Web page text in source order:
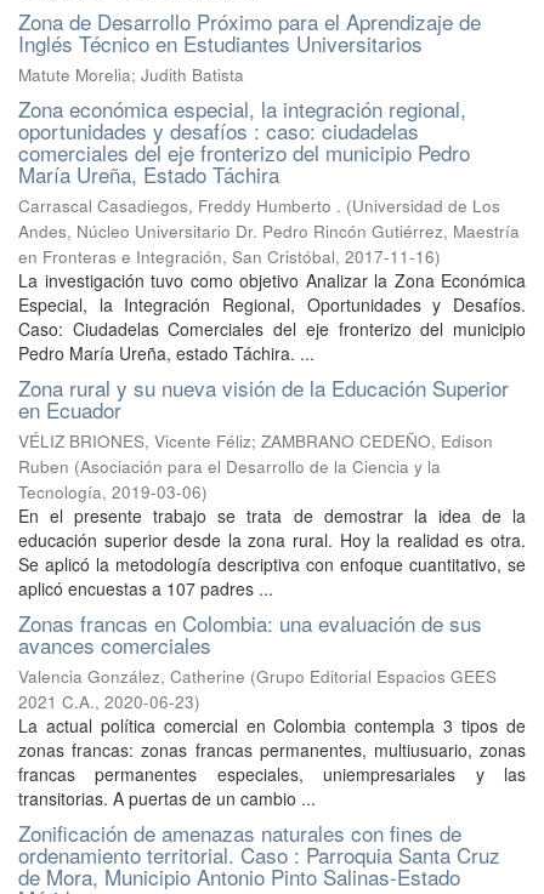
Zona de Desarrollo Próximo para el Aprendizaje de
Inglés Técnico en Estudiantes Universitarios
Matute Morelia; Judith Batista
Zona económica especial, la integración regional,
oportunidades y desafíos : caso: ciudadelas
comerciales del eje fronterizo del municipio Pedro
María Ureña, Estado Táchira
Carrascal Casadiegos, Freddy Humberto . (Universidad de Los
Andes, Núcleo Universitario Dr. Pedro Rincón Gutiérrez, Maestría
en Fronteras e Integración, San Cristóbal, 2017-11-16)
La investigación tuvo como objetivo Analizar la Zona Económica
Especial, la Integración Regional, Oportunidades y Desafíos.
Caso: Ciudadelas Comerciales del eje fronterizo del municipio
Pedro María Ureña, estado Táchira. ...
Zona rural y su nueva visión de la Educación Superior
en Ecuador
VÉLIZ BRIONES, Vicente Féliz; ZAMBRANO CEDEÑO, Edison
Ruben (Asociación para el Desarrollo de la Ciencia y la
Tecnología, 2019-03-06)
En el presente trabajo se trata de demostrar la idea de la
educación superior desde la zona rural. Hoy la realidad es otra.
Se aplicó la metodología descriptiva con enfoque cuantitativo, se
aplicó encuestas a 107 padres ...
Zonas francas en Colombia: una evaluación de sus
avances comerciales
Valencia González, Catherine (Grupo Editorial Espacios GEES
2021 C.A., 2020-06-23)
La actual política comercial en Colombia contempla 3 tipos de
zonas francas: zonas francas permanentes, multiusuario, zonas
francas permanentes especiales, uniempresariales y las
transitorias. A puertas de un cambio ...
Zonificación de amenazas naturales con fines de
ordenamiento territorial. Caso : Parroquia Santa Cruz
de Mora, Municipio Antonio Pinto Salinas-Estado